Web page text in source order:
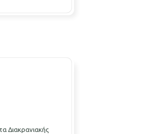
Διακρανιακής